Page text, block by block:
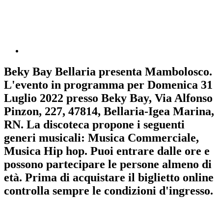
Beky Bay Bellaria presenta Mambolosco.
L'evento in programma per Domenica 31
Luglio 2022 presso Beky Bay, Via Alfonso
Pinzon, 227, 47814, Bellaria-Igea Marina,
RN. La discoteca propone i seguenti
generi musicali: Musica Commerciale,
Musica Hip hop. Puoi entrare dalle ore e
possono partecipare le persone almeno di
età. Prima di acquistare il biglietto online
controlla sempre le condizioni d'ingresso.